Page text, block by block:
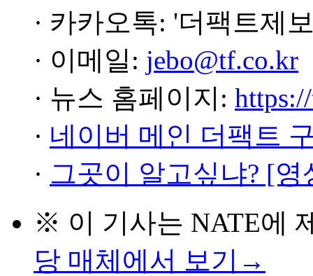
· 카카오톡: '더팩트제
· 이메일: jebo@tf.co.kr
· 뉴스 홈페이지:
· 네이버 메인 더팩트
· 그곳이 알고싶냐? [
※ 이 기사는 NATE에
당 매체에서 보기→